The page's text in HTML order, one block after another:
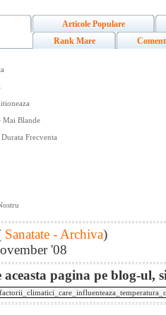
Articole Populare
Rank Mare
Mai Blande
Frecventa
Sanatate - Archiva)
'08
pagina pe blog-ul,